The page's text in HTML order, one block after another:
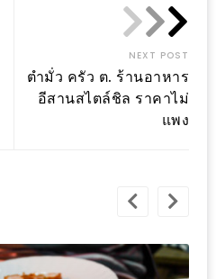
NEXT POST
ตำมั่ว ครัว ต. ร้านอาหาร
อีสานสไตล์ชิล ราคาไม่
แพง